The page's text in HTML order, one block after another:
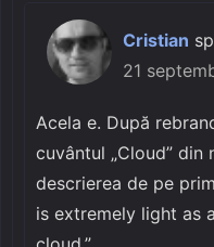
Cristian
21
Acela e. După
cuvântul „Cloud” din
descrierea de pe
is extremely light as